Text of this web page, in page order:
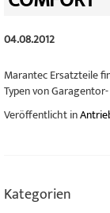
04.08.2012
Marantec Ersatzteile
Typen von
Veröffentlicht in
Kategorien